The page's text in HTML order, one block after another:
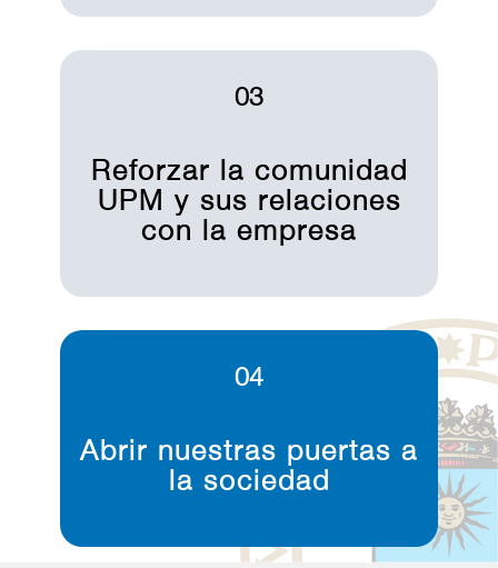
03
Reforzar la comunidad
UPM y sus relaciones
con la empresa
04
Abrir nuestras puertas a
la sociedad